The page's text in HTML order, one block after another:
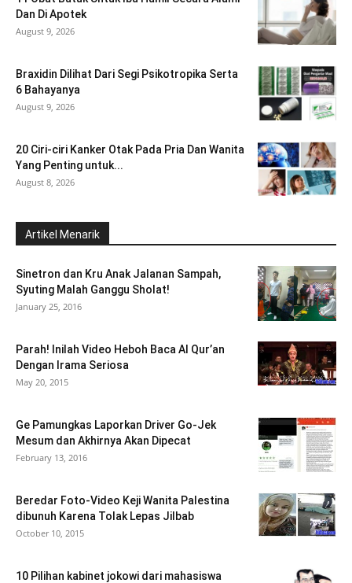
Dan Di Apotek
August 9, 2026
Braxidin Dilihat Dari Segi Psikotropika Serta
6 Bahayanya
August 9, 2026
20 Ciri-ciri Kanker Otak Pada Pria Dan Wanita
Yang Penting untuk...
August 8, 2026
Artikel Menarik
Sinetron dan Kru Anak Jalanan Sampah,
Syuting Malah Ganggu Sholat!
January 25, 2016
Parah! Inilah Video Heboh Baca Al Qur’an
Dengan Irama Seriosa
May 20, 2015
Ge Pamungkas Laporkan Driver Go-Jek
Mesum dan Akhirnya Akan Dipecat
February 13, 2016
Beredar Foto-Video Keji Wanita Palestina
dibunuh Karena Tolak Lepas Jilbab
October 10, 2015
10 Pilihan kabinet jokowi dari mahasiswa